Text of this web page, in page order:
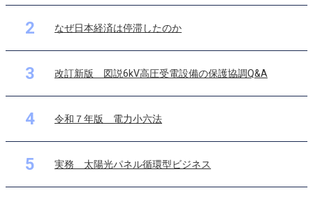
2 なぜ日本経済は停滞したのか
3 改訂新版 図説6kV高圧受電設備の保護協調Q&A
4 令和７年版 電力小六法
5 実務 太陽光パネル循環型ビジネス